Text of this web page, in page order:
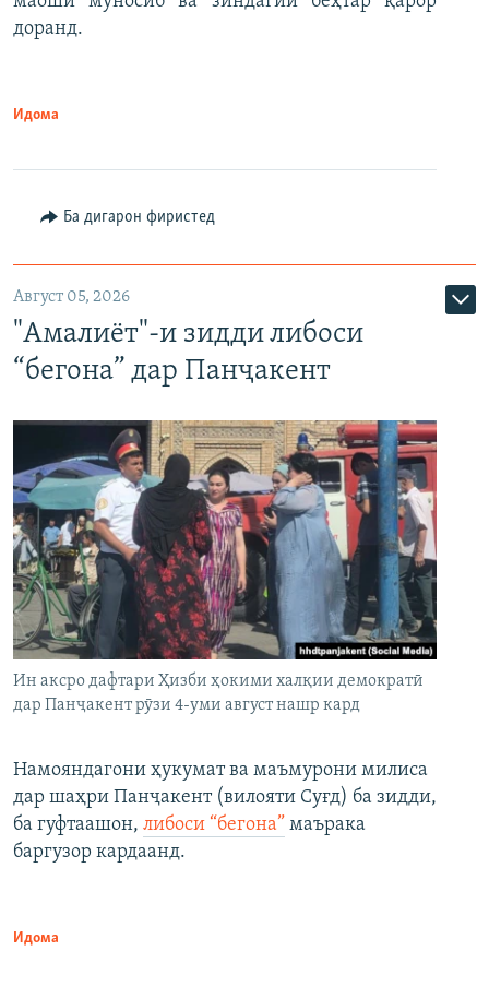
доранд.
Идома
Ба дигарон фиристед
Август 05, 2026
"Амалиёт"-и зидди либоси
“бегона” дар Панҷакент
Ин аксро дафтари Ҳизби ҳокими халқии демократӣ
дар Панҷакент рӯзи 4-уми август нашр кард
Намояндагони ҳукумат ва маъмурони милиса
дар шаҳри Панҷакент (вилояти Суғд) ба зидди,
ба гуфтаашон, либоси “бегона” маърака
баргузор кардаанд.
Идома